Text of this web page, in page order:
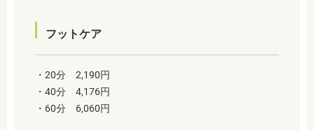
フットケア
・20分 2,190円
・40分 4,176円
・60分 6,060円